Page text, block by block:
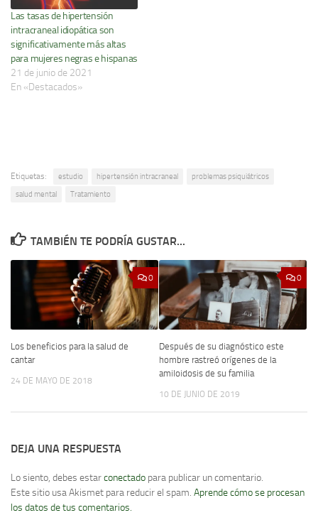
Las tasas de hipertensión
intracraneal idiopática son
significativamente más altas
para mujeres negras e hispanas
21 de junio de 2021
En «Destacados»
Etiquetas: estudio hipertensión intracraneal
problemas psiquiátricos
salud mental
Tratamiento
TAMBIÉN TE PODRÍA GUSTAR...
0
Los beneficios para la salud de
cantar
24 DE MAYO DE 2018
0
Después de su diagnóstico este
hombre rastreó orígenes de la
amiloidosis de su familia
10 DE JUNIO DE 2019
DEJA UNA RESPUESTA
Lo siento, debes estarconectado para publicar un comentario.
Este sitio usa Akismet para reducir el spam. Aprende cómo se procesan
los datos de tus comentarios.